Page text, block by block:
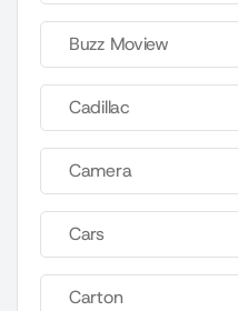
Buzz Moview
Cadillac
Camera
Cars
Carton